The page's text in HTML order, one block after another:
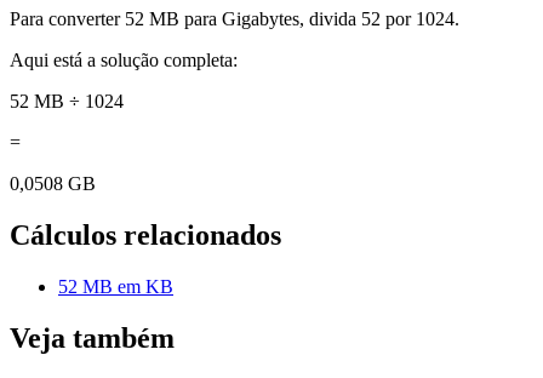
Para converter 52 MB para Gigabytes, divida 52 por 1024.
Aqui está a solução completa:
52 MB ÷ 1024
=
0,0508 GB
Cálculos relacionados
52 MB em KB
Veja também